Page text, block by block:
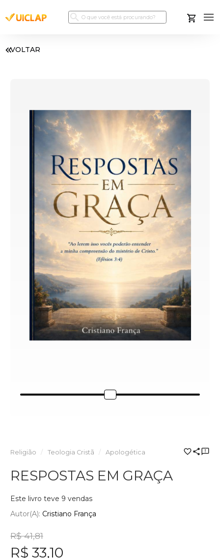
VOLTAR
Religião Teologia Cristã Apologética
RESPOSTAS EM GRAÇA
Este livro teve 9 vendas
Autor(a): Cristiano França
R$ 41,81
R$ 33,10